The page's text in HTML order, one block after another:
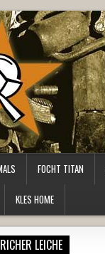
FOCHT TITAN
KLES HOME
LEICHE